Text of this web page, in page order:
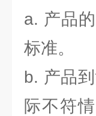
a. 产品
标准。
b. 产品
际不符